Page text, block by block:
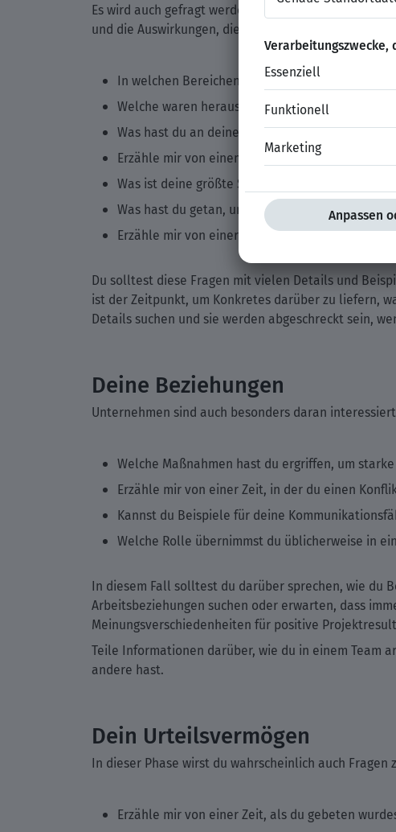
Es wird auch gefragt werden, wie du über dich
und die Auswirkungen, die du hattest, zu erfahren.
In welchen Bereichen deines letzten Jobs hast
Welche waren herausfordernd für dich?
Was hast du an deinem letzten Job mehr oder
Erzähle mir von einem Moment, in dem du
Was ist deine größte Schwäche?
Was hast du getan, um deinen vorherigen Job
Erzähle mir von einer Leistung, auf die du
Du solltest diese Fragen mit vielen Details und
ist der Zeitpunkt, um Konkretes darüber zu liefern,
Details suchen und sie werden abgeschreckt sein,
Deine Beziehungen
Unternehmen sind auch besonders daran
Welche Maßnahmen hast du ergriffen, um
Erzähle mir von einer Zeit, in der du einen
Kannst du Beispiele für deine
Welche Rolle übernimmst du üblicherweise in
In diesem Fall solltest du darüber sprechen, wie du
Arbeitsbeziehungen suchen oder erwarten, dass
Meinungsverschiedenheiten für positive
Teile Informationen darüber, wie du in einem Team
andere hast.
Dein Urteilsvermögen
In dieser Phase wirst du wahrscheinlich auch
Erzähle mir von einer Zeit, als du gebeten